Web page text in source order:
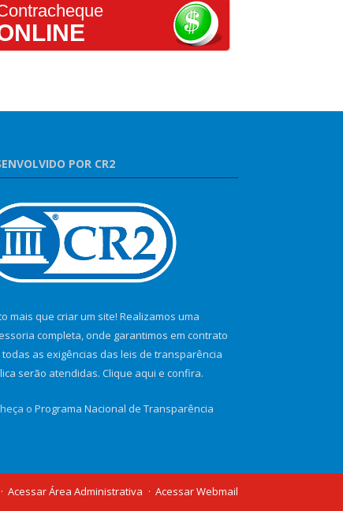
POR CR2
mais que criar um site! Realizamos uma
completa, onde garantimos em contrato
as exigências das leis de transparência
serão atendidas. Clique aqui e confira.
o Programa Nacional de Transparência
Acessar Área Administrativa Acessar Webmail